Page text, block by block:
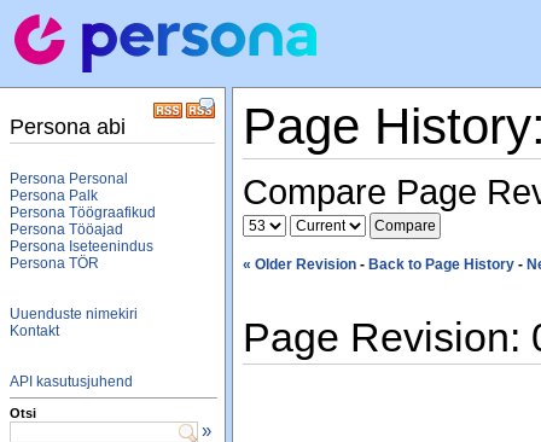
Persona abi
Persona Personal
Persona Palk
Persona Töögraafikud
Persona Tööajad
Persona Iseteenindus
Persona TÖR
Uuenduste nimekiri
Kontakt
API kasutusjuhend
Otsi
»
Page
Compare Page
« Older Revision - Back to Page History -
Page Revision: